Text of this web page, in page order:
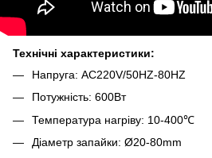
Технічні характеристики:
Напруга: AC220V/50HZ-80HZ
Потужність: 600Вт
Температура нагріву: 10-400℃
Діаметр запайки: Ø20-80mm